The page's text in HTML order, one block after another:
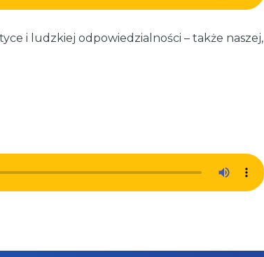
i ludzkiej odpowiedzialności – także naszej,